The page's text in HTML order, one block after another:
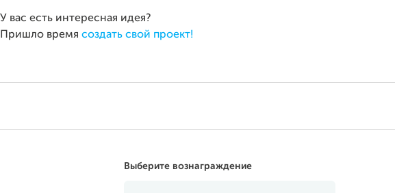
У вас есть интересная идея?
Пришло время создать свой проект!
Выберите вознаграждение